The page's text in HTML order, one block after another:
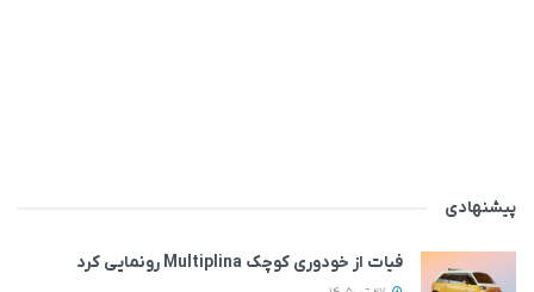
پیشنهادی
فیات از خودوری کوچک Multiplina رونمایی کرد